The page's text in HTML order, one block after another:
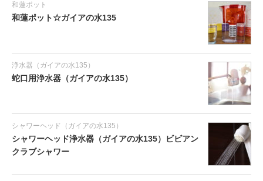
和蓮ポット
和蓮ポット☆ガイアの水135
浄水器（ガイアの水135）
蛇口用浄水器（ガイアの水135）
シャワーヘッド（ガイアの水135）
シャワーヘッド浄水器（ガイアの水135）ビビアン
クラブシャワー